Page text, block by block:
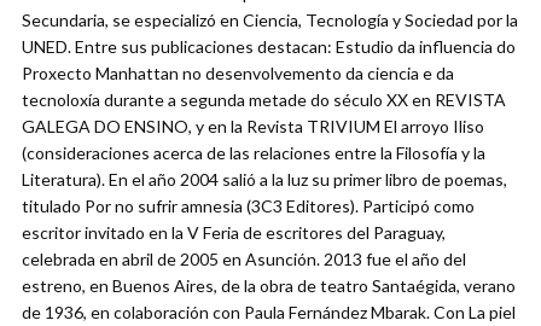
Secundaria, se especializó en Ciencia, Tecnología y Sociedad por la
UNED. Entre sus publicaciones destacan: Estudio da influencia do
Proxecto Manhattan no desenvolvemento da ciencia e da
tecnoloxía durante a segunda metade do século XX en REVISTA
GALEGA DO ENSINO, y en la Revista TRIVIUM El arroyo Iliso
(consideraciones acerca de las relaciones entre la Filosofía y la
Literatura). En el año 2004 salió a la luz su primer libro de poemas,
titulado Por no sufrir amnesia (3C3 Editores). Participó como
escritor invitado en la V Feria de escritores del Paraguay,
celebrada en abril de 2005 en Asunción. 2013 fue el año del
estreno, en Buenos Aires, de la obra de teatro Santaégida, verano
de 1936, en colaboración con Paula Fernández Mbarak. Con La piel